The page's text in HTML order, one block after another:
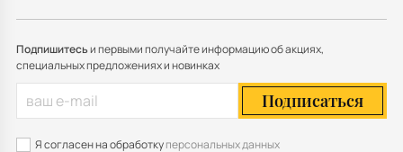
Подпишитесьи первыми получайте информацию об акциях,
специальных предложениях и новинках
Подписаться
Я согласен на обработкуперсональных данных